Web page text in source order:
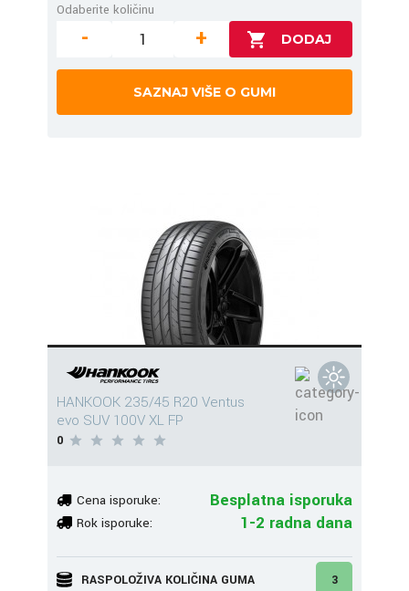
Odaberite količinu
- +
SAZNAJ VIŠE O GUMI
HANKOOK 235/45 R20 Ventus
evo SUV 100V XL FP
0
Cena isporuke: Besplatna isporuka
Rok isporuke: 1-2 radna dana
RASPOLOŽIVA KOLIČINA GUMA 3